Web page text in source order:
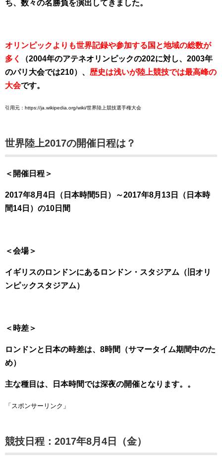
ち、数々の名勝負を演出してきました。
オリンピックよりも世界記録や参加する国と地域の総数が
多く
（2004年のアテネオリンピックの202に対し、2003年
のパリ大会では210）、 歴史は浅いが陸上競技では最高峰の
大会です。
引用元：https://ja.wikipedia.org/wiki/世界陸上競技選手権大会
世界陸上2017の開催日程は？
＜開催日程＞
2017年8月4日（日本時間5日）～2017年8月13日（日本時
間14日）の10日間
＜会場＞
イギリスのロンドンにあるロンドン・スタジアム（旧オリ
ンピックスタジアム）
＜時差＞
ロンドンと日本の時差は、8時間（サマータイム期間中のた
め）
主な種目は、日本時間では深夜の開催となります。。
「スポンサーリンク」
競技日程：2017年8月4日（金）